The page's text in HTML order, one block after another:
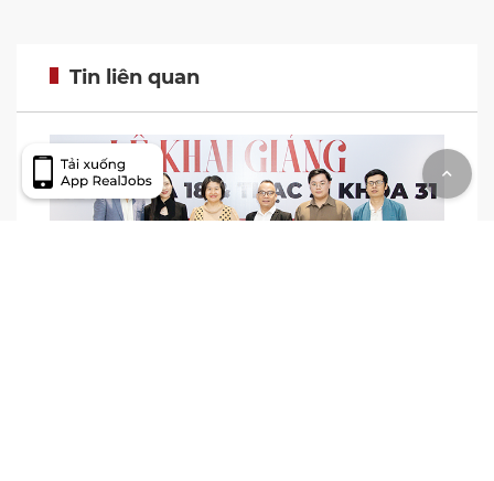
ĐẠI HỌC DUY TÂN GIỚI THIỆU NỀN TẢNG HỌC
TẬP & SÁNG TẠO NỘI DUNG SỐ TRONG GIÁO
DỤC
Ngày đăng: 24/11/2025